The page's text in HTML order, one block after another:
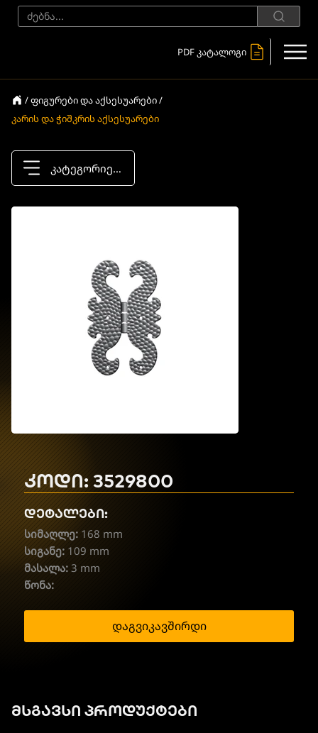
PDF კატალოგი
/ ფიგურები და აქსესუარები /
კარის და ჭიშკრის აქსესუარები
კატეგორიები
კოდი: 3529800
დეტალები:
სიმაღლე: 168 mm
სიგანე: 109 mm
მასალა: 3 mm
წონა:
დაგვიკავშირდი
მსგავსი პროდუქტები